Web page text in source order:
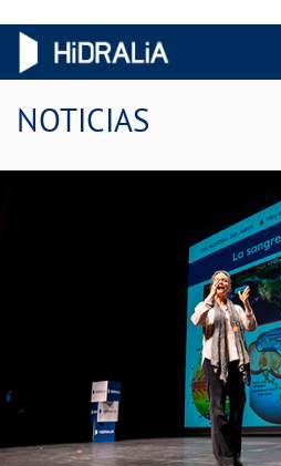
NOTICIAS